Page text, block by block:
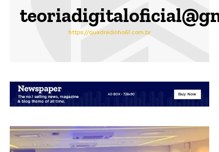
https://quadradinho61.com.br